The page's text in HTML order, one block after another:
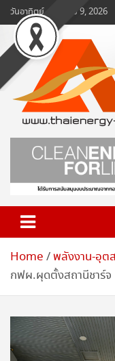
Skip
to
content
วันอาทิตย์, สิงหาคม 9, 2026
ข่าวพลังงานและคมนาคม
Home พลังงาน-อุต
กฟผ.ผุดตั้งสถานีชาร์จ